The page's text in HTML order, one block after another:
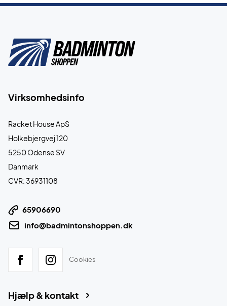
Virksomhedsinfo
Racket House ApS
Holkebjergvej 120
5250 Odense SV
Danmark
CVR: 36931108
65906690
info@badmintonshoppen.dk
Cookies
Hjælp & kontakt